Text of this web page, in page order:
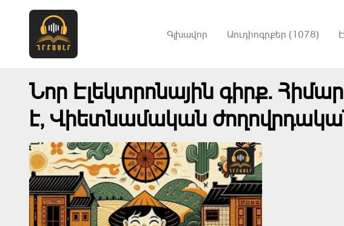
Գլխավոր Աուդիոգրքեր (1078)
Նոր Էլեկտրոնային գիրք․
է, Վիետնամական